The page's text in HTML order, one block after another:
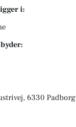
i:
6330 Padborg